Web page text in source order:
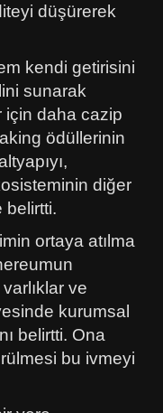
düşürerek
kendi getirisini
sunarak
için daha cazip
ödüllerinin
diğer
belirtti.
ortaya atılma
ve
kurumsal
belirtti. Ona
bu ivmeyi